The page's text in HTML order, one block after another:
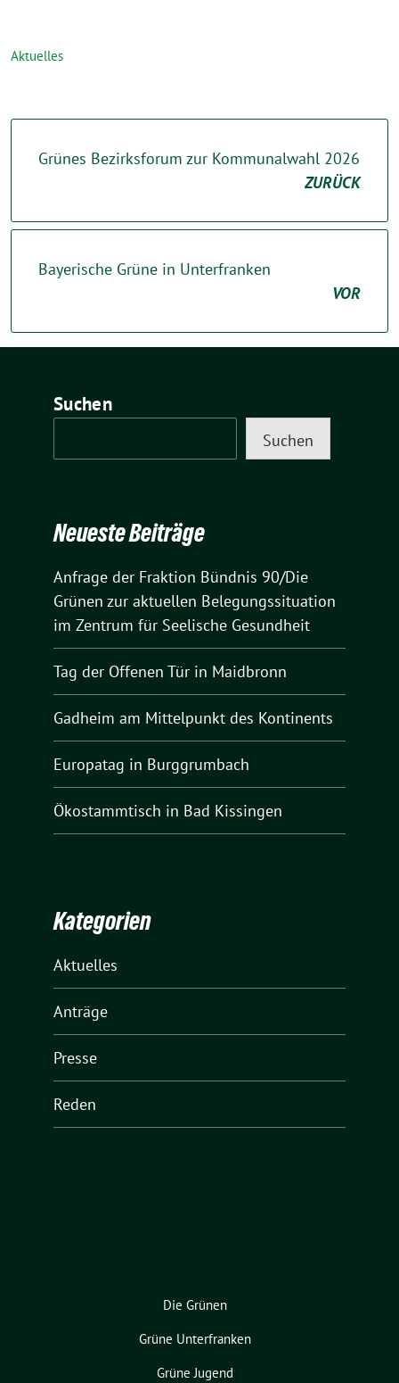
Aktuelles
Grünes Bezirksforum zur Kommunalwahl 2026
ZURÜCK
Bayerische Grüne in Unterfranken
VOR
Suchen
Suchen
Neueste Beiträge
Anfrage der Fraktion Bündnis 90/Die
Grünen zur aktuellen Belegungssituation
im Zentrum für Seelische Gesundheit
Tag der Offenen Tür in Maidbronn
Gadheim am Mittelpunkt des Kontinents
Europatag in Burggrumbach
Ökostammtisch in Bad Kissingen
Kategorien
Aktuelles
Anträge
Presse
Reden
Die Grünen
Grüne Unterfranken
Grüne Jugend